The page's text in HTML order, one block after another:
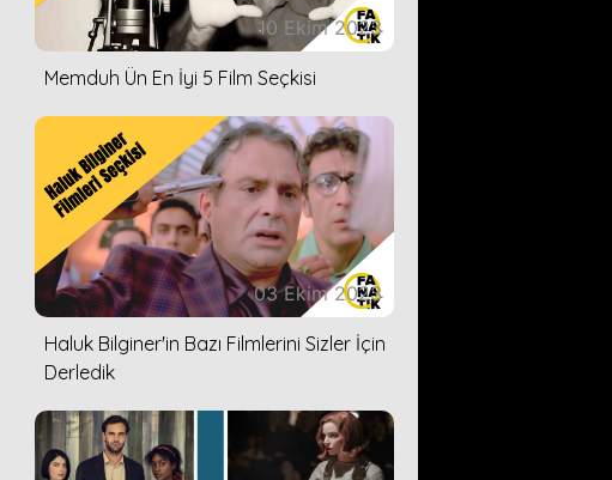
10 Ekim 2023
Memduh Ün En İyi 5 Film Seçkisi
03 Ekim 2023
Haluk Bilginer'in Bazı Filmlerini Sizler İçin
Derledik